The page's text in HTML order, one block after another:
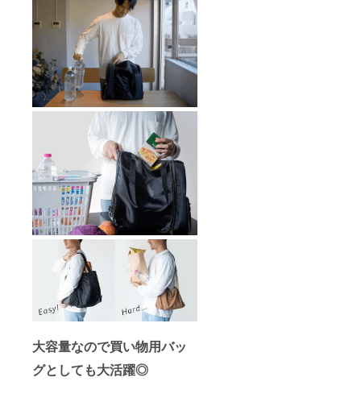
大容量なので買い物用バッ
グとしても大活躍◎